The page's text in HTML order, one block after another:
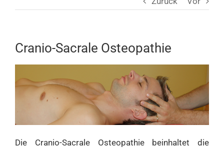
Cranio-Sacrale Osteopathie
Die Cranio-Sacrale Osteopathie beinhaltet die